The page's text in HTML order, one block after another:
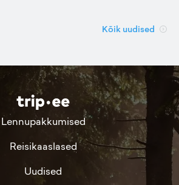
Kõik uudised
Lennupakkumised
Reisikaaslased
Uudised